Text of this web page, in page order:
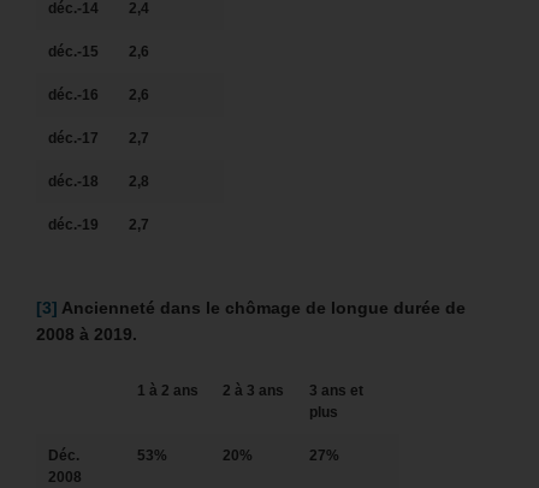
déc.-14 2,4
déc.-15 2,6
déc.-16 2,6
déc.-17 2,7
déc.-18 2,8
déc.-19 2,7
[3] Ancienneté dans le chômage de longue durée de
2008 à 2019.
1 à 2 ans 2 à 3 ans
3 ans et
plus
Déc.
2008
53% 20% 27%